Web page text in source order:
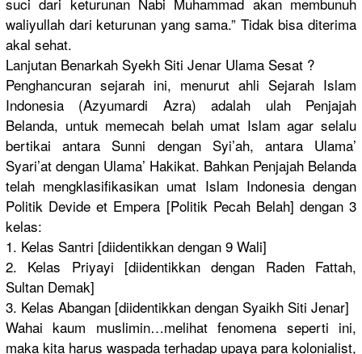
waliyullah dari keturunan yang sama.” Tidak bisa diterima
akal sehat.
Lanjutan Benarkah Syekh Siti Jenar Ulama Sesat ?
Penghancuran sejarah ini, menurut ahli Sejarah Islam
Indonesia (Azyumardi Azra) adalah ulah Penjajah
Belanda, untuk memecah belah umat Islam agar selalu
bertikai antara Sunni dengan Syi’ah, antara Ulama’
Syari’at dengan Ulama’ Hakikat. Bahkan Penjajah Belanda
telah mengklasifikasikan umat Islam Indonesia dengan
Politik Devide et Empera [Politik Pecah Belah] dengan 3
kelas:
1. Kelas Santri [diidentikkan dengan 9 Wali]
2. Kelas Priyayi [diidentikkan dengan Raden Fattah,
Sultan Demak]
3. Kelas Abangan [diidentikkan dengan Syaikh Siti Jenar]
Wahai kaum muslimin…melihat fenomena seperti ini,
maka kita harus waspada terhadap upaya para kolonialist,